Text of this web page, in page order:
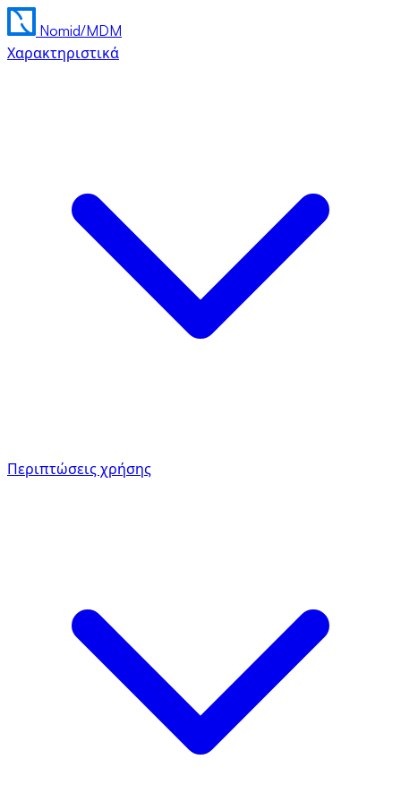
Nomid/MDM
Χαρακτηριστικά
Περιπτώσεις χρήσης